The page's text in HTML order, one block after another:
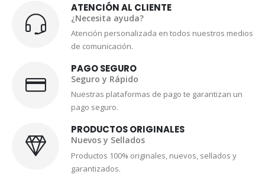
ATENCIÓN AL CLIENTE
¿Necesita ayuda?
Atención personalizada en todos nuestros medios
de comunicación.
PAGO SEGURO
Seguro y Rápido
Nuestras plataformas de pago te garantizan un
pago seguro.
PRODUCTOS ORIGINALES
Nuevos y Sellados
Productos 100% originales, nuevos, sellados y
garantizados.